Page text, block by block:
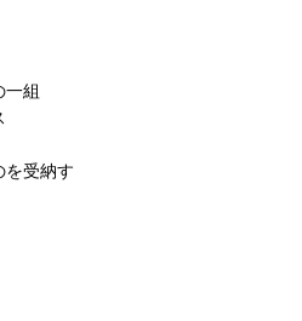
組
受納す